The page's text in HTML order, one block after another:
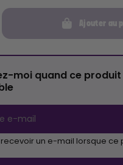
Ajouter au
moi quand ce
un e-mail lorsque ce